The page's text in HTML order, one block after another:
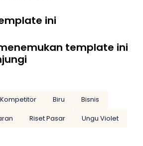
ini
template ini
Biru
Bisnis
Riset Pasar Ungu Violet